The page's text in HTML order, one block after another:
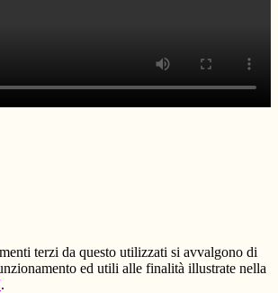
terzi da questo utilizzati si avvalgono di
ed utili alle finalità illustrate nella
.